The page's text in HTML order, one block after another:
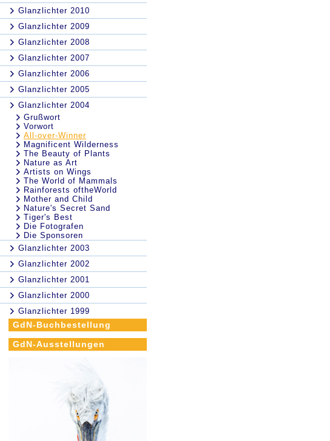
Glanzlichter 2010
Glanzlichter 2009
Glanzlichter 2008
Glanzlichter 2007
Glanzlichter 2006
Glanzlichter 2005
Glanzlichter 2004
Grußwort
Vorwort
All-over-Winner
Magnificent Wilderness
The Beauty of Plants
Nature as Art
Artists on Wings
The World of Mammals
Rainforests oftheWorld
Mother and Child
Nature's Secret Sand
Tiger's Best
Die Fotografen
Die Sponsoren
Glanzlichter 2003
Glanzlichter 2002
Glanzlichter 2001
Glanzlichter 2000
Glanzlichter 1999
GdN-Buchbestellung
GdN-Ausstellungen